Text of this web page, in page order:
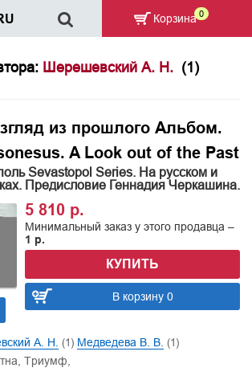
Шерешевский А. Н. (1)
из прошлого Альбом.
A Look out of the Past
Sevastopol Series. На русском и
Предисловие Геннадия Черкашина.
5 810 р.
Минимальный заказ у этого продавца –
1 р.
КУПИТЬ
В корзину 0
А. Н. (1) Медведева В. В. (1)
Триумф,
Корзина 0